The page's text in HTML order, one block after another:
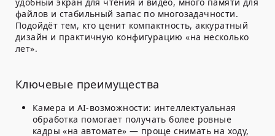
удобный экран для чтения и видео, много памяти для
файлов и стабильный запас по многозадачности.
Подойдёт тем, кто ценит компактность, аккуратный
дизайн и практичную конфигурацию «на несколько
лет».
Ключевые преимущества
Камера и AI-возможности: интеллектуальная
обработка помогает получать более ровные
кадры «на автомате» — проще снимать на ходу,